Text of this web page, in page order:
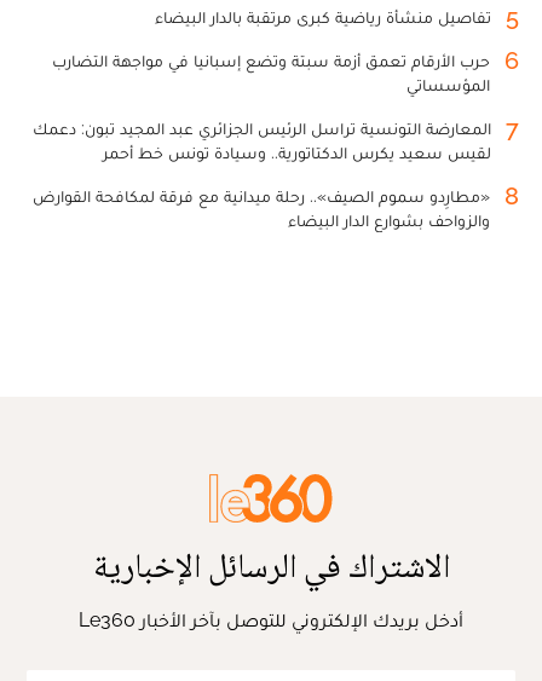
5 تفاصيل منشأة رياضية كبرى مرتقبة بالدار البيضاء
6
حرب الأرقام تعمق أزمة سبتة وتضع إسبانيا في مواجهة التضارب
المؤسساتي
7
المعارضة التونسية تراسل الرئيس الجزائري عبد المجيد تبون: دعمك
لقيس سعيد يكرس الدكتاتورية.. وسيادة تونس خط أحمر
8
«مطارِدو سموم الصيف».. رحلة ميدانية مع فرقة لمكافحة القوارض
والزواحف بشوارع الدار البيضاء
الاشتراك في الرسائل الإخبارية
أدخل بريدك الإلكتروني للتوصل بآخر الأخبار Le360